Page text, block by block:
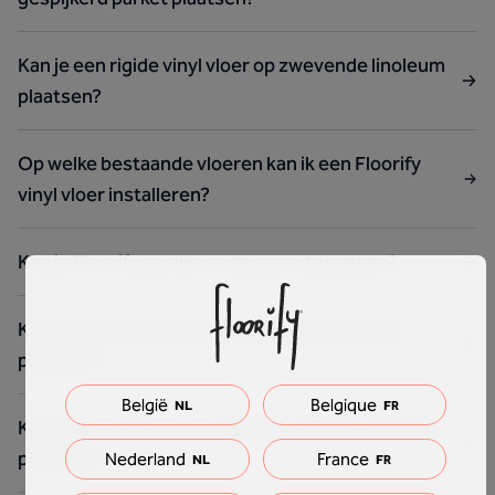
Kan je een rigide vinyl vloer op zwevende linoleum
plaatsen?
Op welke bestaande vloeren kan ik een Floorify
vinyl vloer installeren?
Kan je Floorify op elke ondergrond plaatsen?
Kan je een rigide vinyl vloer op een vast tapijt
plaatsen?
Kan je een rigide vinyl vloer op verlijmde laminaat
plaatsen?
België NL Belgique FR
Nederland NL France FR